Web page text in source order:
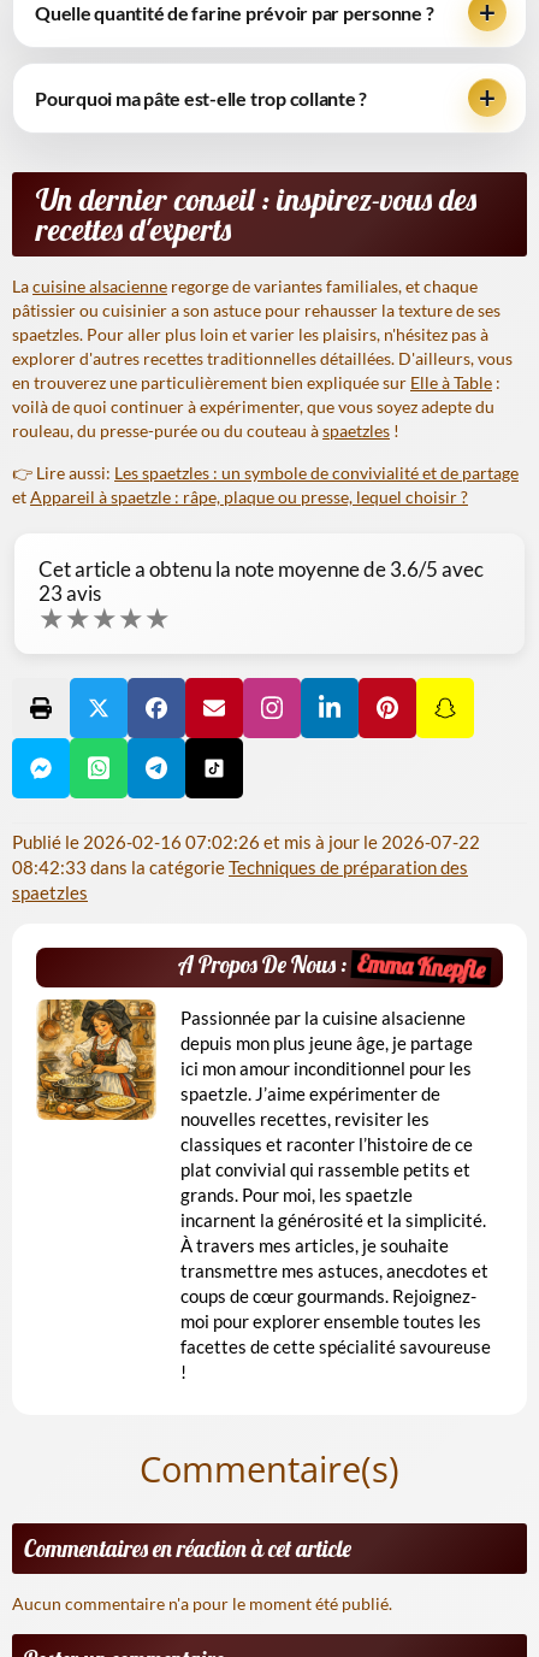
Quelle quantité de farine prévoir par personne ?
Pourquoi ma pâte est-elle trop collante ?
Un dernier conseil : inspirez-vous des
recettes d'experts
Lacuisine alsacienne regorge de variantes familiales, et chaque
pâtissier ou cuisinier a son astuce pour rehausser la texture de ses
spaetzles. Pour aller plus loin et varier les plaisirs, n'hésitez pas à
explorer d'autres recettes traditionnelles détaillées. D'ailleurs, vous
en trouverez une particulièrement bien expliquée sur Elle à Table :
voilà de quoi continuer à expérimenter, que vous soyez adepte du
rouleau, du presse-purée ou du couteau àspaetzles !
👉 Lire aussi: Les spaetzles : un symbole de convivialité et de partage
etAppareil à spaetzle : râpe, plaque ou presse, lequel choisir ?
Cet article a obtenu la note moyenne de3.6/5 avec
23avis
★★★★★
Publié le 2026-02-16 07:02:26 et mis à jour le 2026-07-22
08:42:33 dans la catégorieTechniques de préparation des
spaetzles
A Propos De Nous : Emma Knepfle
Passionnée par la cuisine alsacienne
depuis mon plus jeune âge, je partage
ici mon amour inconditionnel pour les
spaetzle. J’aime expérimenter de
nouvelles recettes, revisiter les
classiques et raconter l’histoire de ce
plat convivial qui rassemble petits et
grands. Pour moi, les spaetzle
incarnent la générosité et la simplicité.
À travers mes articles, je souhaite
transmettre mes astuces, anecdotes et
coups de cœur gourmands. Rejoignez-
moi pour explorer ensemble toutes les
facettes de cette spécialité savoureuse
!
Commentaire(s)
Commentaires en réaction à cet article
Aucun commentaire n'a pour le moment été publié.